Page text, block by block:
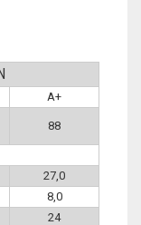
A+
88
27,0
8,0
24